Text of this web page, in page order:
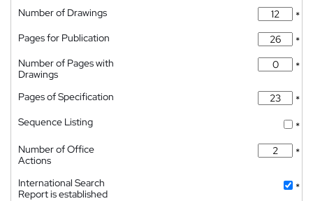
Number of Drawings
*
Pages for Publication
*
Number of Pages with
Drawings
*
Pages of Specification
*
Sequence Listing
*
Number of Office
Actions
*
International Search
Report is established
*